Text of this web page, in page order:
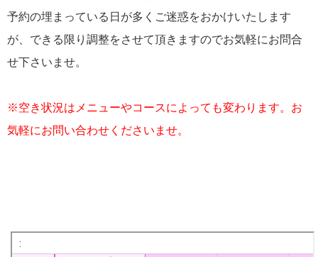
予約の埋まっている日が多くご迷惑をおかけいたします
が、できる限り調整をさせて頂きますのでお気軽にお問合
せ下さいませ。
※空き状況はメニューやコースによっても変わります。お
気軽にお問い合わせくださいませ。